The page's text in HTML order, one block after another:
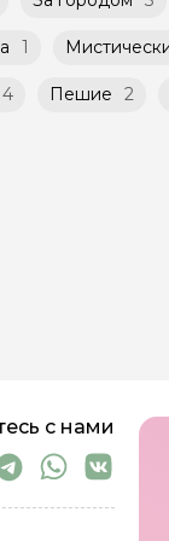
1
4 Пешие 2
с нами